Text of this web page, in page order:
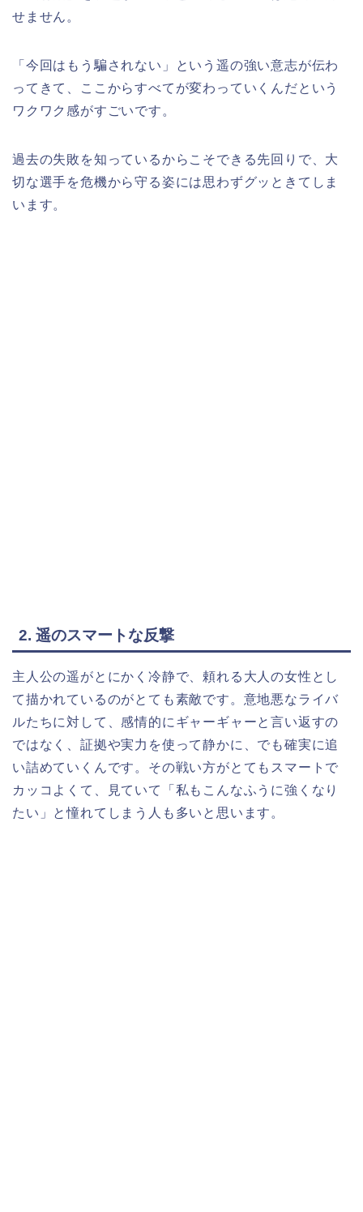
せません。
「今回はもう騙されない」という遥の強い意志が伝わ
ってきて、ここからすべてが変わっていくんだという
ワクワク感がすごいです。
過去の失敗を知っているからこそできる先回りで、大
切な選手を危機から守る姿には思わずグッときてしま
います。
2. 遥のスマートな反撃
主人公の遥がとにかく冷静で、頼れる大人の女性とし
て描かれているのがとても素敵です。意地悪なライバ
ルたちに対して、感情的にギャーギャーと言い返すの
ではなく、証拠や実力を使って静かに、でも確実に追
い詰めていくんです。その戦い方がとてもスマートで
カッコよくて、見ていて「私もこんなふうに強くなり
たい」と憧れてしまう人も多いと思います。